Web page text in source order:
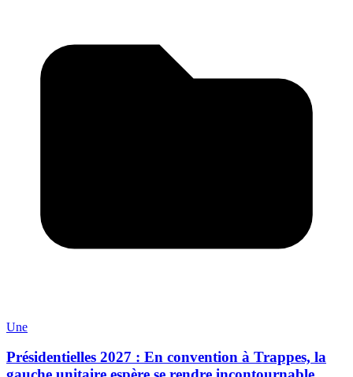
Une
Présidentielles 2027 : En convention à Trappes, la